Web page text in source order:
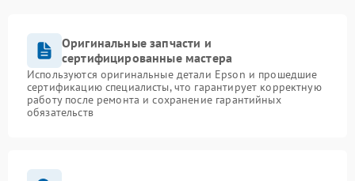
Оригинальные запчасти и
сертифицированные мастера
Используются оригинальные детали Epson и прошедшие
сертификацию специалисты, что гарантирует корректную
работу после ремонта и сохранение гарантийных
обязательств